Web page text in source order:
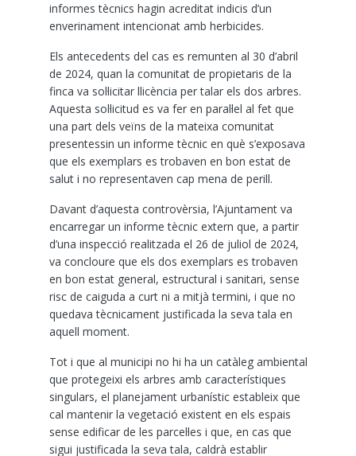
informes tècnics hagin acreditat indicis d’un
enverinament intencionat amb herbicides.
Els antecedents del cas es remunten al 30 d’abril
de 2024, quan la comunitat de propietaris de la
finca va sol·licitar llicència per talar els dos arbres.
Aquesta sol·licitud es va fer en paral·lel al fet que
una part dels veïns de la mateixa comunitat
presentessin un informe tècnic en què s’exposava
que els exemplars es trobaven en bon estat de
salut i no representaven cap mena de perill.
Davant d’aquesta controvèrsia, l’Ajuntament va
encarregar un informe tècnic extern que, a partir
d’una inspecció realitzada el 26 de juliol de 2024,
va concloure que els dos exemplars es trobaven
en bon estat general, estructural i sanitari, sense
risc de caiguda a curt ni a mitjà termini, i que no
quedava tècnicament justificada la seva tala en
aquell moment.
Tot i que al municipi no hi ha un catàleg ambiental
que protegeixi els arbres amb característiques
singulars, el planejament urbanístic estableix que
cal mantenir la vegetació existent en els espais
sense edificar de les parcel·les i que, en cas que
sigui justificada la seva tala, caldrà establir